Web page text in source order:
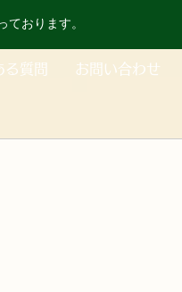
おります。
る質問 お問い合わせ